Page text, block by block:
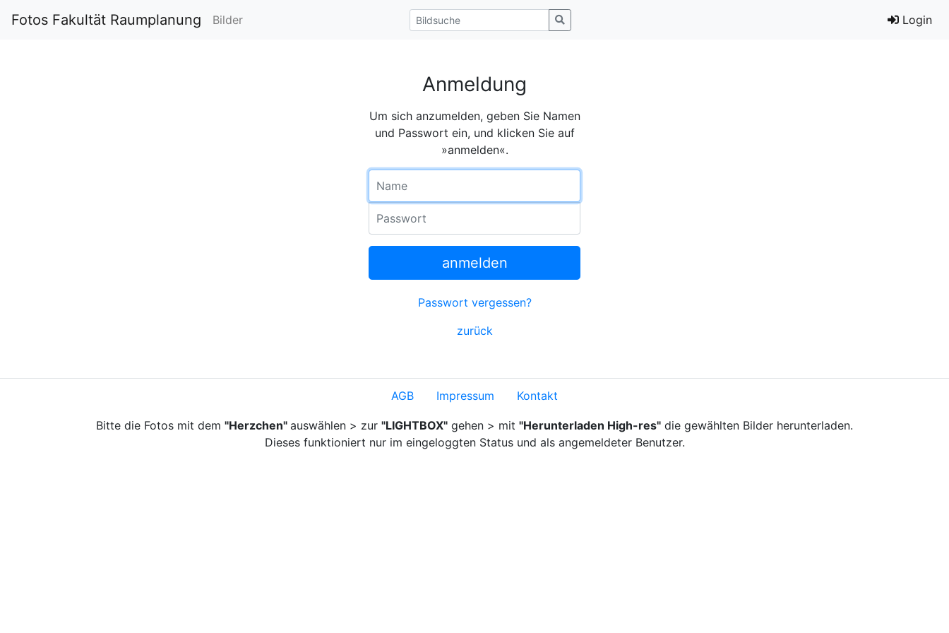
Fotos Fakultät Raumplanung Bilder Login
Anmeldung
Um sich anzumelden, geben Sie Namen
und Passwort ein, und klicken Sie auf
»anmelden«.
anmelden
Passwort vergessen?
zurück
AGB Impressum Kontakt
Bitte die Fotos mit dem "Herzchen" auswählen > zur "LIGHTBOX" gehen > mit "Herunterladen High-res" die gewählten Bilder herunterladen.
Dieses funktioniert nur im eingeloggten Status und als angemeldeter Benutzer.